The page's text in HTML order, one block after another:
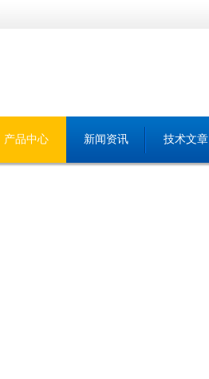
产品中心 新闻资讯 技术文章